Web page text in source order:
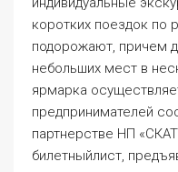
всякий случай
или прямо на сайте
можно найти по
10k5 = k=0 = 325 – 61
времена человек,
Москве, должен был
кассе или у
доставленные